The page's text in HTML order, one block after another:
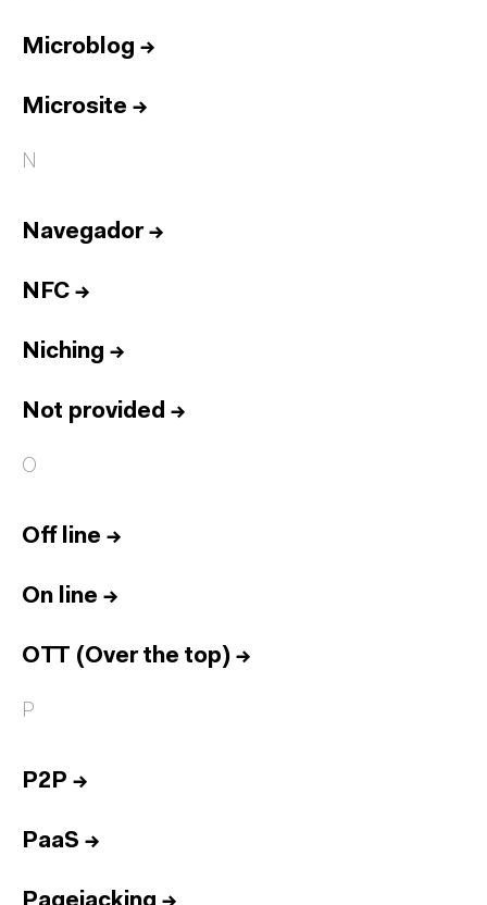
Microblog →
Microsite →
N
Navegador→
NFC →
Niching →
Not provided →
O
Off line →
On line →
OTT (Over the top) →
P
P2P →
PaaS →